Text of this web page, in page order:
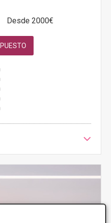
Desde 2000€